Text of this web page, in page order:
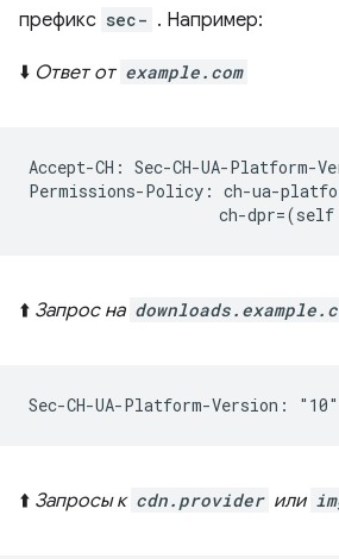
префикс sec- . Например:
⬇️ Ответ от example.com
Accept-CH: Sec-CH-UA-Platform-
Permissions-Policy: ch-ua-
⬆️ Запрос на
⬆️ Запросы к cdn.provider или